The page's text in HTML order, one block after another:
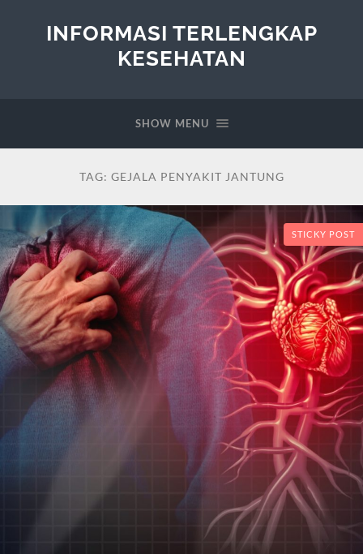
INFORMASI TERLENGKAP
KESEHATAN
SHOW MENU
TAG: GEJALA PENYAKIT JANTUNG
STICKY POST